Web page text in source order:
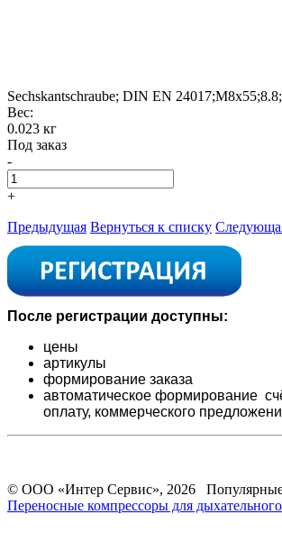
Sechskantschraube; DIN EN
Вес:
0.023 кг
Под заказ
-
+
Предыдущая Вернуться к списку
После регистрации доступны:
цены
артикулы
формирование заказа
автоматическое формирование
оплату, коммерческого
© ООО «Интер Сервис», 2026 Популярные
Переносные компрессоры для